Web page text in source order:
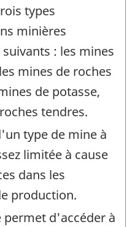
types
minières
: les mines
mines de roches
de potasse,
tendres.
type de mine à
limitée à cause
dans les
production.
permet d'accéder à